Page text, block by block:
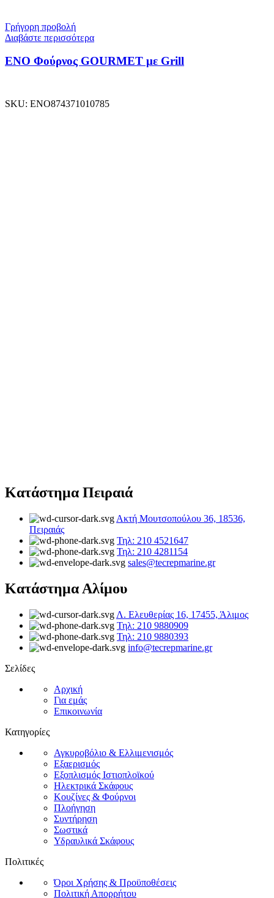
Γρήγορη προβολή
Διαβάστε περισσότερα
ENO Φούρνος GOURMET με Grill
SKU: ENO874371010785
Κατάστημα Πειραιά
Ακτή Μουτσοπούλου 36, 18536,
Πειραιάς
Τηλ: 210 4521647
Τηλ: 210 4281154
sales@tecrepmarine.gr
Κατάστημα Αλίμου
Λ. Ελευθερίας 16, 17455, Άλιμος
Τηλ: 210 9880909
Τηλ: 210 9880393
info@tecrepmarine.gr
Σελίδες
Αρχική
Για εμάς
Επικοινωνία
Κατηγορίες
Αγκυροβόλιο & Ελλιμενισμός
Εξαερισμός
Εξοπλισμός Ιστιοπλοϊκού
Ηλεκτρικά Σκάφους
Κουζίνες & Φούρνοι
Πλοήγηση
Συντήρηση
Σωστικά
Υδραυλικά Σκάφους
Πολιτικές
Όροι Χρήσης & Προϋποθέσεις
Πολιτική Απορρήτου